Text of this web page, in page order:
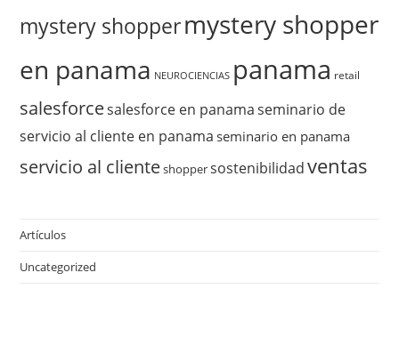
mystery shoppermystery shopper
en panama NEUROCIENCIAS panama retail
salesforcesalesforce en panama seminario de
servicio al cliente en panama seminario en panama
servicio al clienteshoppersostenibilidad ventas
Artículos
Uncategorized